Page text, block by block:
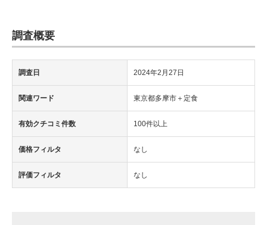
調査概要
調査日 2024年2月27日
関連ワード 東京都多摩市＋定食
有効クチコミ件数 100件以上
価格フィルタ なし
評価フィルタ なし